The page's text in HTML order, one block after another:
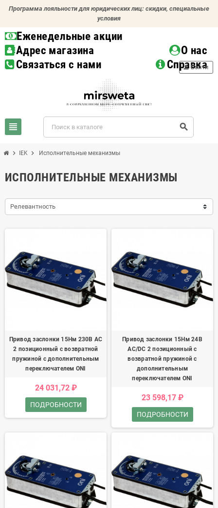
Программа лояльности для юридических лиц: скидки, специальные
условия
Еженедельные акции
Адрес магазина
О нас
Связаться с нами
Справка
view_headline search
person Войти
chevron_right IEK chevron_right Исполнительные механизмы
ИСПОЛНИТЕЛЬНЫЕ МЕХАНИЗМЫ
Релевантность
Привод заслонки 15Нм 230В AC
2 позиционный с возвратной
пружиной с дополнительным
переключателем ONI
24 031,72 ₽
ПОДРОБНОСТИ
Привод заслонки 15Нм 24В
AC/DC 2 позиционный с
возвратной пружиной с
дополнительным
переключателем ONI
23 598,17 ₽
ПОДРОБНОСТИ